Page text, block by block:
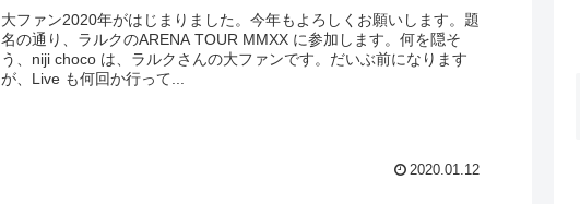
大ファン2020年がはじまりました。今年もよろしくお願いします。題
名の通り、ラルクのARENA TOUR MMXX に参加します。何を隠そ
う、niji choco は、ラルクさんの大ファンです。だいぶ前になります
が、Live も何回か行って...
2020.01.12